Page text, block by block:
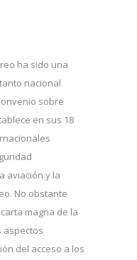
ha sido una
nacional
sobre
en sus 18
aviación y la
No obstante
magna de la
aspectos
del acceso a los